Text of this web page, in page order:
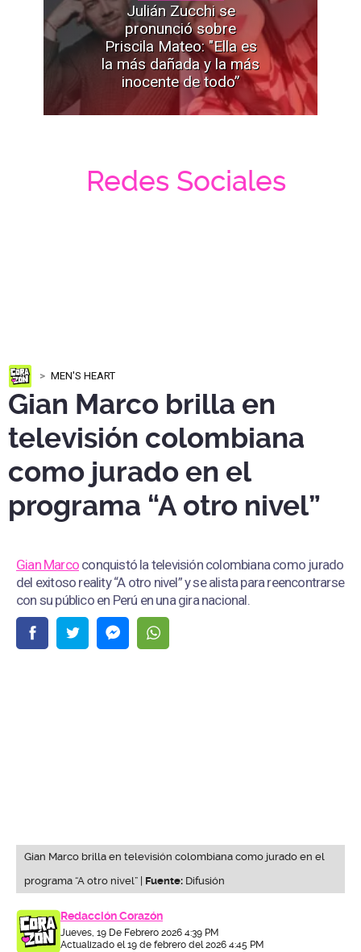
Julián Zucchi se
pronunció sobre
Priscila Mateo: "Ella es
la más dañada y la más
inocente de todo”
Redes Sociales
MEN'S HEART
Gian Marco brilla en
televisión colombiana
como jurado en el
programa “A otro nivel”
Gian Marco conquistó la televisión colombiana como jurado
del exitoso reality “A otro nivel” y se alista para reencontrarse
con su público en Perú en una gira nacional.
Gian Marco brilla en televisión colombiana como jurado en el
programa “A otro nivel” | Fuente: Difusión
Redacción Corazón
Jueves, 19 De Febrero 2026 4:39 PM
Actualizado el 19 de febrero del 2026 4:45 PM